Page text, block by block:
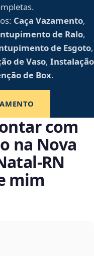
Caça Vazamento,
de Ralo,
de Esgoto,
de Vaso, Instalação
de Box.
com
na Nova
mim